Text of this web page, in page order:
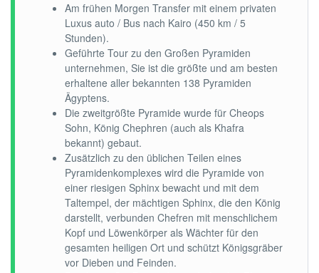
Am frühen Morgen Transfer mit einem privaten
Luxus auto / Bus nach Kairo (450 km / 5
Stunden).
Geführte Tour zu den Großen Pyramiden
unternehmen, Sie ist die größte und am besten
erhaltene aller bekannten 138 Pyramiden
Ägyptens.
Die zweitgrößte Pyramide wurde für Cheops
Sohn, König Chephren (auch als Khafra
bekannt) gebaut.
Zusätzlich zu den üblichen Teilen eines
Pyramidenkomplexes wird die Pyramide von
einer riesigen Sphinx bewacht und mit dem
Taltempel, der mächtigen Sphinx, die den König
darstellt, verbunden Chefren mit menschlichem
Kopf und Löwenkörper als Wächter für den
gesamten heiligen Ort und schützt Königsgräber
vor Dieben und Feinden.